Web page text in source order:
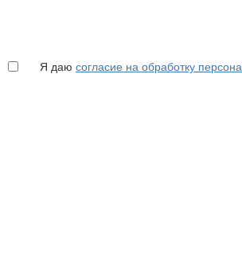
Я даю согласие на обработку